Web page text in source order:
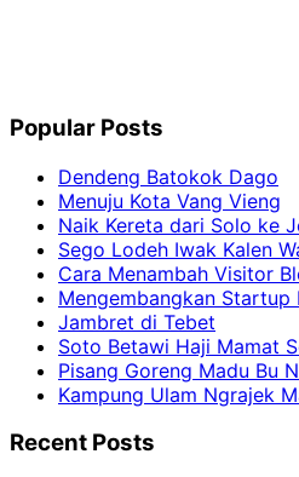
Popular Posts
Dendeng Batokok Dago
Menuju Kota Vang Vieng
Naik Kereta dari Solo ke
Sego Lodeh Iwak Kalen
Cara Menambah Visitor
Mengembangkan Startup
Jambret di Tebet
Soto Betawi Haji Mamat
Pisang Goreng Madu Bu
Kampung Ulam Ngrajek
Recent Posts